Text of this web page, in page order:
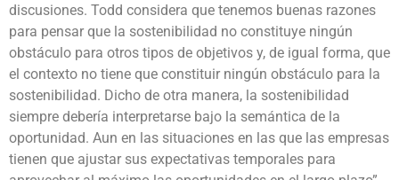
discusiones. Todd considera que tenemos buenas razones
para pensar que la sostenibilidad no constituye ningún
obstáculo para otros tipos de objetivos y, de igual forma, que
el contexto no tiene que constituir ningún obstáculo para la
sostenibilidad. Dicho de otra manera, la sostenibilidad
siempre debería interpretarse bajo la semántica de la
oportunidad. Aun en las situaciones en las que las empresas
tienen que ajustar sus expectativas temporales para